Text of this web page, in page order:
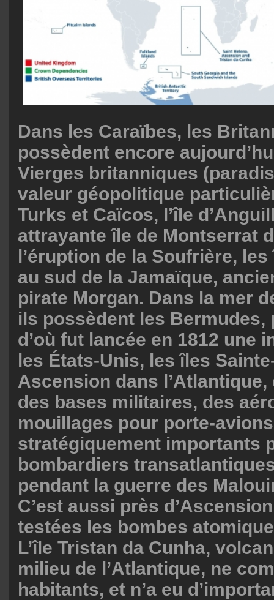
Dans les Caraïbes, les
possèdent encore
Vierges britanniques
valeur géopolitique
Turks et Caïcos, l’île
attrayante île de Montserrat
l’éruption de la Soufrière,
au sud de la Jamaïque,
pirate Morgan. Dans la mer
ils possèdent les Bermudes,
d’où fut lancée en 1812 une
les États-Unis, les îles
Ascension dans
des bases militaires, des
mouillages pour porte-
stratégiquement importants
bombardiers
pendant la guerre des
C’est aussi près
testées les bombes
L’île Tristan da Cunha,
milieu de l’Atlantique, ne
habitants, et n’a eu